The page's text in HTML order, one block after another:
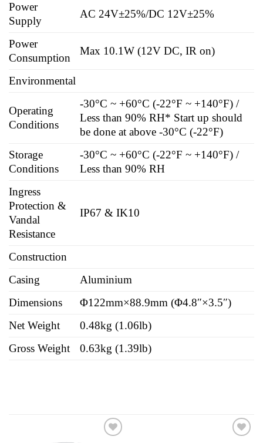
Power
Supply
AC 24V±25%/DC 12V±25%
Power
Consumption
Max 10.1W (12V DC, IR on)
Environmental
Operating
Conditions
-30°C ~ +60°C (-22°F ~ +140°F) /
Less than 90% RH* Start up should
be done at above -30°C (-22°F)
Storage
Conditions
-30°C ~ +60°C (-22°F ~ +140°F) /
Less than 90% RH
Ingress
Protection &
Vandal
Resistance
IP67 & IK10
Construction
Casing
Aluminium
Dimensions
Φ122mm×88.9mm (Φ4.8″×3.5″)
Net Weight
0.48kg (1.06lb)
Gross Weight
0.63kg (1.39lb)